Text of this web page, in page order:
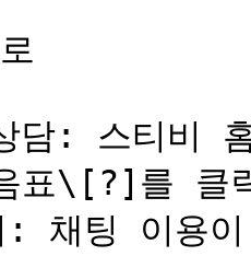
: 스티비
표\[?]를 클
채팅 이용